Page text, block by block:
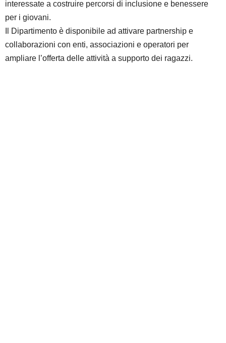
interessate a costruire percorsi di inclusione e benessere
per i giovani.
Il Dipartimento è disponibile ad attivare partnership e
collaborazioni con enti, associazioni e operatori per
ampliare l’offerta delle attività a supporto dei ragazzi.